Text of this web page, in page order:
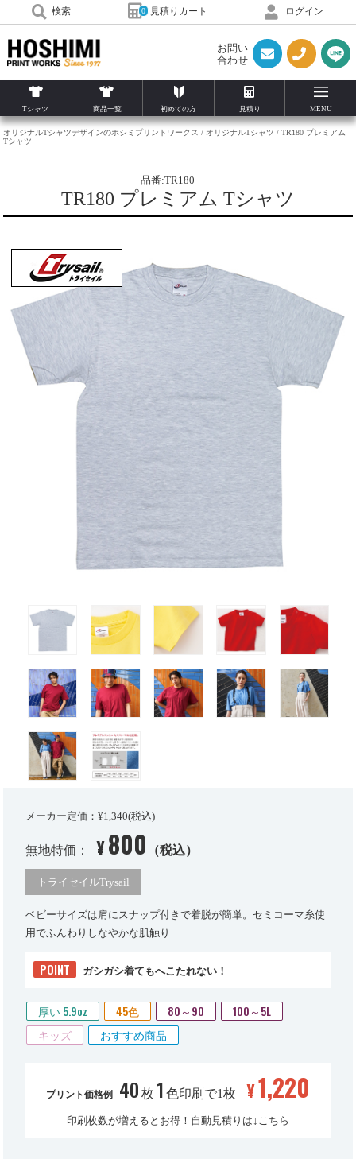
検索 0 見積りカート ログイン
お問い
合わせ
Tシャツ 商品一覧 初めての方 見積り MENU
オリジナルTシャツデザインのホシミプリントワークス オリジナルTシャツ
TR180 プレミアム
Tシャツ
品番:TR180
TR180 プレミアム Tシャツ
メーカー定価：¥1,340(税込)
無地特価： ¥800 （税込）
トライセイルTrysail
ベビーサイズは肩にスナップ付きで着脱が簡単。セミコーマ糸使
用でふんわりしなやかな肌触り
POINT ガシガシ着てもへこたれない！
厚い 5.9oz 45色 80～90
100～5L
キッズ
おすすめ商品
プリント価格例 40 枚 1 色印刷で1枚 ¥1,220
印刷枚数が増えるとお得！自動見積りは↓こちら